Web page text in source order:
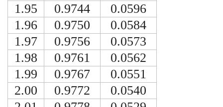
1.95
0.9744
0.0596
1.96
0.9750
0.0584
1.97
0.9756
0.0573
1.98
0.9761
0.0562
1.99
0.9767
0.0551
2.00
0.9772
0.0540